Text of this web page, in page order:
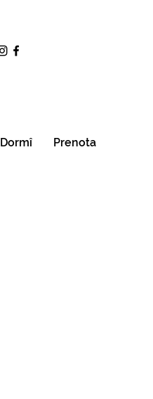
Dormî Prenota